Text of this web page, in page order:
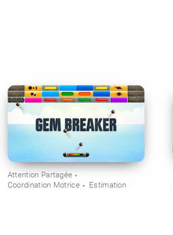
Attention Partagée
Coordination Motrice
Estimation